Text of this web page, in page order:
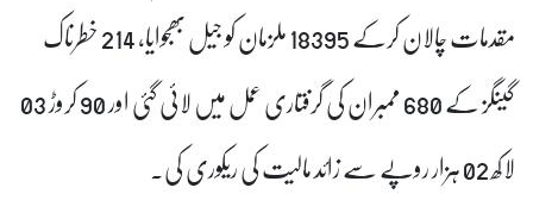
مقدمات چالان کرکے 18395 ملزمان کو جیل بھجوایا،
214خطرناک
گینگز کے 680 ممبران کی گرفتاری عمل میں لائی گئی اور 90 کروڑ 03
لاکھ 02 ہزار روپے سے زائد مالیت کی ریکوری کی۔